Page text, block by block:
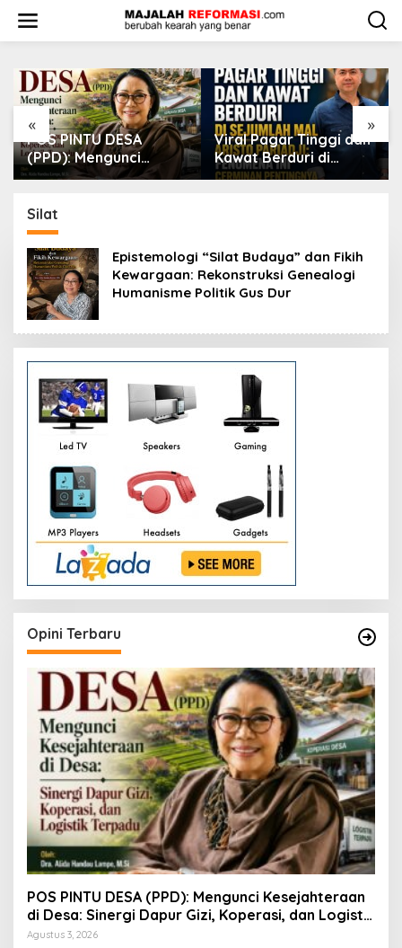
w
« »
Viral Pagar Tinggi dan
Kawat Berduri di
Sejumlah Mal, Aristo
Cerminan Pentingnya
Membangun
Kepercayaan Sosial
​Krisis Meritokrasi dan
Alarm Kepuasan Publik
Silat
​Epistemologi “Silat Budaya” dan Fikih
Kewargaan: Rekonstruksi Genealogi
Humanisme Politik Gus Dur
Opini Terbaru
POS PINTU DESA (PPD): Mengunci Kesejahteraan
di Desa: Sinergi Dapur Gizi, Koperasi, dan Logistik
Terpadu
Agustus 3, 2026